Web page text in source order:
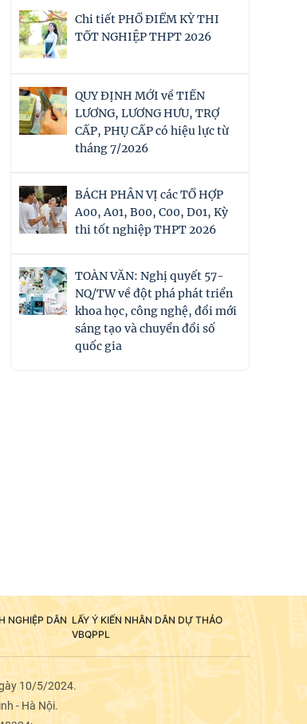
Chi tiết PHỔ ĐIỂM KỲ THI
TỐT NGHIỆP THPT 2026
QUY ĐỊNH MỚI về TIỀN
LƯƠNG, LƯƠNG HƯU, TRỢ
CẤP, PHỤ CẤP có hiệu lực từ
tháng 7/2026
BÁCH PHÂN VỊ các TỔ HỢP
A00, A01, B00, C00, D01, Kỳ
thi tốt nghiệp THPT 2026
TOÀN VĂN: Nghị quyết 57-
NQ/TW về đột phá phát triển
khoa học, công nghệ, đổi mới
sáng tạo và chuyển đổi số
quốc gia
NGHIỆP DÂN LẤY Ý KIẾN NHÂN DÂN DỰ THẢO
VBQPPL
10/5/2024.
- Hà Nội.